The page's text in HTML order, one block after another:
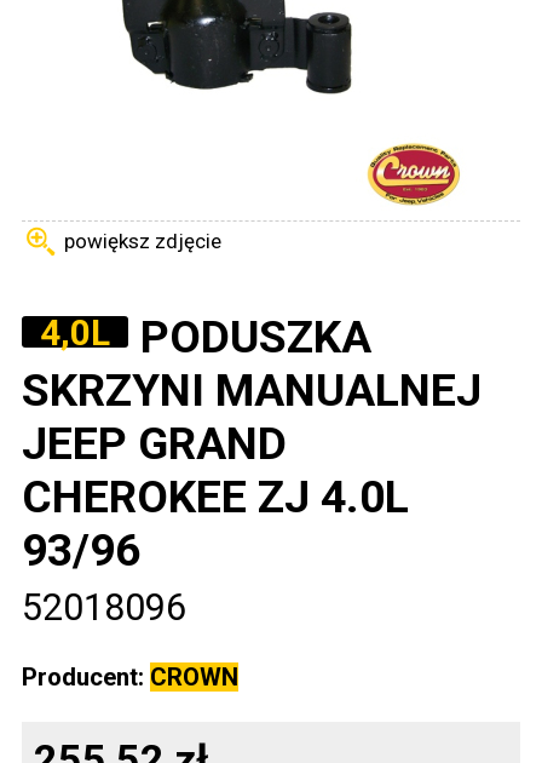
powiększ zdjęcie
4,0L
PODUSZKA
SKRZYNI MANUALNEJ
JEEP GRAND
CHEROKEE ZJ 4.0L
93/96
52018096
Producent: CROWN